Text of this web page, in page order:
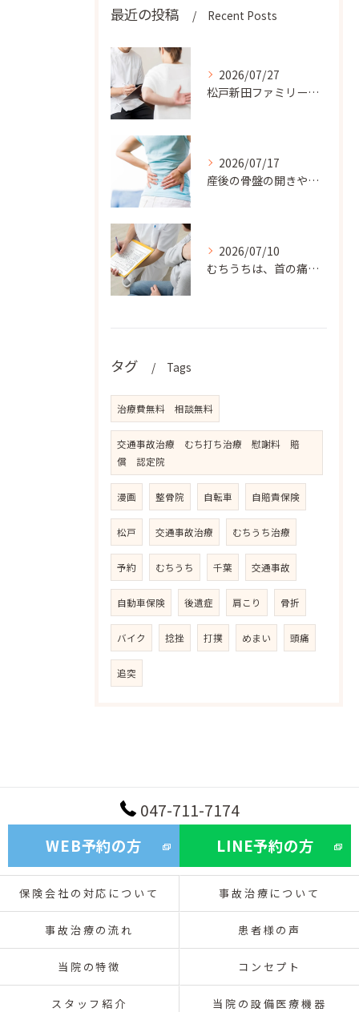
最近の投稿 Recent Posts
2026/07/27
松戸新田ファミリー整骨院では、患者様のライフスタイルに合わせ...
2026/07/17
産後の骨盤の開きや腰の痛みでお悩みのママさんには、松戸新田フ...
2026/07/10
むちうちは、首の痛みだけでなく、肩こり、背中の張り、手のしび...
タグ Tags
治療費無料 相談無料
交通事故治療 むち打ち治療 慰謝料 賠
償 認定院
漫画 整骨院 自転車 自賠責保険
松戸 交通事故治療 むちうち治療
予約 むちうち 千葉 交通事故
自動車保険 後遺症 肩こり 骨折
バイク 捻挫 打撲 めまい 頭痛
追突
047-711-7174
WEB予約の方 LINE予約の方
保険会社の対応について 事故治療について
事故治療の流れ 患者様の声
当院の特徴 コンセプト
スタッフ紹介 当院の設備医療機器